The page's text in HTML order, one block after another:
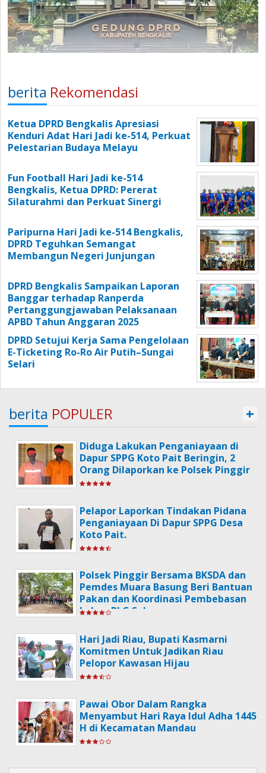
berita Rekomendasi
Ketua DPRD Bengkalis Apresiasi
Kenduri Adat Hari Jadi ke-514, Perkuat
Pelestarian Budaya Melayu
Fun Football Hari Jadi ke-514
Bengkalis, Ketua DPRD: Pererat
Silaturahmi dan Perkuat Sinergi
Paripurna Hari Jadi ke-514 Bengkalis,
DPRD Teguhkan Semangat
Membangun Negeri Junjungan
DPRD Bengkalis Sampaikan Laporan
Banggar terhadap Ranperda
Pertanggungjawaban Pelaksanaan
APBD Tahun Anggaran 2025
DPRD Setujui Kerja Sama Pengelolaan
E-Ticketing Ro-Ro Air Putih–Sungai
Selari
berita POPULER +
Diduga Lakukan Penganiayaan di
Dapur SPPG Koto Pait Beringin, 2
Orang Dilaporkan ke Polsek Pinggir
Pelapor Laporkan Tindakan Pidana
Penganiayaan Di Dapur SPPG Desa
Koto Pait.
Polsek Pinggir Bersama BKSDA dan
Pemdes Muara Basung Beri Bantuan
Pakan dan Koordinasi Pembebasan
Lahan PLG Sebanga
Hari Jadi Riau, Bupati Kasmarni
Komitmen Untuk Jadikan Riau
Pelopor Kawasan Hijau
Pawai Obor Dalam Rangka
Menyambut Hari Raya Idul Adha 1445
H di Kecamatan Mandau